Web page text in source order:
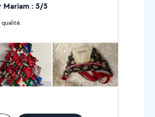
Je fait tout accessoire
si vous avez des
Mariam : 5/5
qualité.